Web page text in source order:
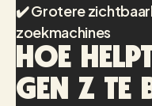
✔️ Grotere
zoekmachines
Hoe
Gen Z te